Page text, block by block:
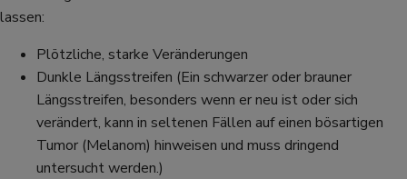
lassen:
Plötzliche, starke Veränderungen
Dunkle Längsstreifen (Ein schwarzer oder brauner
Längsstreifen, besonders wenn er neu ist oder sich
verändert, kann in seltenen Fällen auf einen bösartigen
Tumor (Melanom) hinweisen und muss dringend
untersucht werden.)